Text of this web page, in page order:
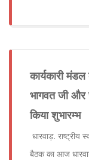
कार्यकारी
भागवत जी और
किया शुभारम्भ
धारवाड़.
बैठक का आज